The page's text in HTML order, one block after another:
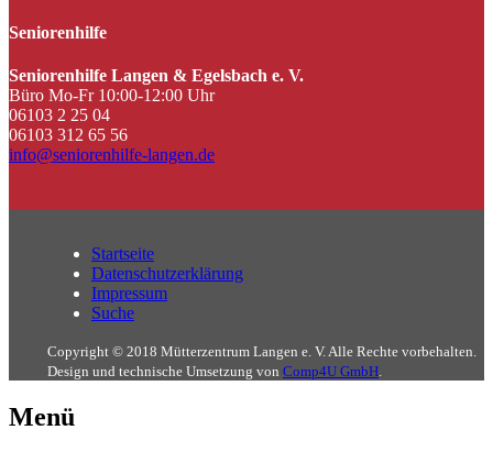
Seniorenhilfe
Seniorenhilfe Langen & Egelsbach e. V.
Büro Mo-Fr 10:00-12:00 Uhr
06103 2 25 04
06103 312 65 56
info@seniorenhilfe-langen.de
Startseite
Datenschutzerklärung
Impressum
Suche
Copyright © 2018 Mütterzentrum Langen e. V. Alle Rechte vorbehalten.
Design und technische Umsetzung von Comp4U GmbH.
Menü